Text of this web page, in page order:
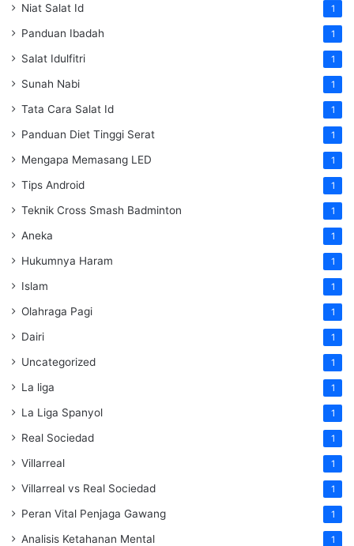
Niat Salat Id 1
Panduan Ibadah 1
Salat Idulfitri 1
Sunah Nabi 1
Tata Cara Salat Id 1
Panduan Diet Tinggi Serat 1
Mengapa Memasang LED 1
Tips Android 1
Teknik Cross Smash Badminton 1
Aneka 1
Hukumnya Haram 1
Islam 1
Olahraga Pagi 1
Dairi 1
Uncategorized 1
La liga 1
La Liga Spanyol 1
Real Sociedad 1
Villarreal 1
Villarreal vs Real Sociedad 1
Peran Vital Penjaga Gawang 1
Analisis Ketahanan Mental 1